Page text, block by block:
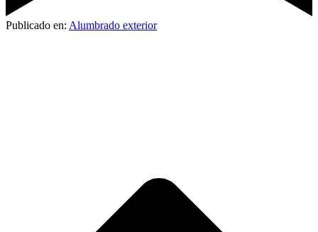
Publicado en: Alumbrado exterior